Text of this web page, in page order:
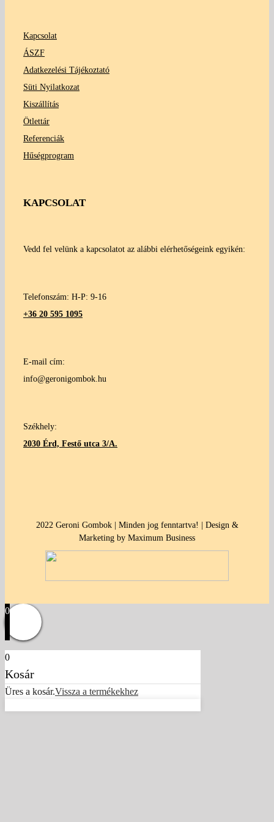
Kapcsolat
ÁSZF
Adatkezelési Tájékoztató
Süti Nyilatkozat
Kiszállítás
Ötlettár
Referenciák
Hűségprogram
KAPCSOLAT
Vedd fel velünk a kapcsolatot az alábbi elérhetőségeink egyikén:
Telefonszám: H-P: 9-16
+36 20 595 1095
E-mail cím:
info@geronigombok.hu
Székhely:
2030 Érd, Festő utca 3/A.
2022 Geroni Gombok | Minden jog fenntartva! | Design &
Marketing by Maximum Business
0
0
Kosár
Üres a kosár.Vissza a termékekhez